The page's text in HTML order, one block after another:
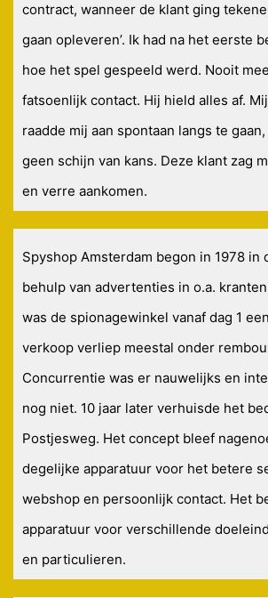
contract, wanneer de klant ging
gaan opleveren’. Ik had na het eerste
hoe het spel gespeeld werd. Nooit
fatsoenlijk contact. Hij hield alles af.
raadde mij aan spontaan langs te
geen schijn van kans. Deze klant zag
en verre aankomen.
Spyshop Amsterdam begon in 1978 in
behulp van advertenties in o.a.
was de spionagewinkel vanaf dag 1
verkoop verliep meestal onder
Concurrentie was er nauwelijks en
nog niet. 10 jaar later verhuisde het
Postjesweg. Het concept bleef
degelijke apparatuur voor het betere
webshop en persoonlijk contact. Het
apparatuur voor verschillende
en particulieren.